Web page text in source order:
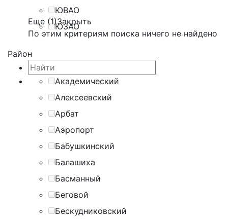
ЮВАО
ЮЗАО
Еще (1)Закрыть
По этим критериям поиска ничего не найдено
Район
Академический
Алексеевский
Арбат
Аэропорт
Бабушкинский
Балашиха
Басманный
Беговой
Бескудниковский